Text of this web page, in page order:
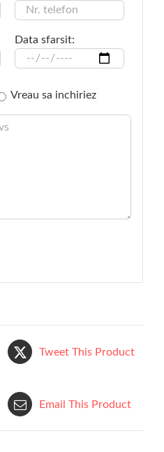
Data sfarsit:
Vreau sa inchiriez
Tweet This Product
Email This Product